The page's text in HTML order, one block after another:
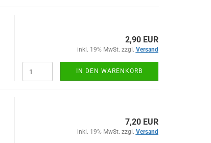
2,90 EUR
inkl. 19% MwSt. zzgl. Versand
IN DEN WARENKORB
7,20 EUR
inkl. 19% MwSt. zzgl. Versand